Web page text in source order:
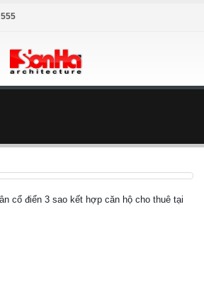
cổ điển 3 sao kết hợp căn hộ cho thuê tại